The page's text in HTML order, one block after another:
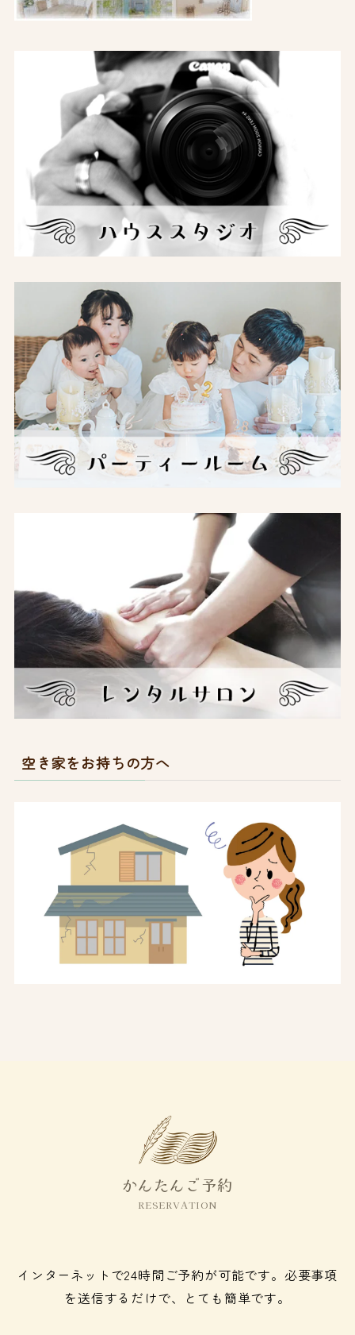
空き家をお持ちの方へ
かんたんご予約
RESERVATION
インターネットで24時間ご予約が可能です。必要事項
を送信するだけで、とても簡単です。